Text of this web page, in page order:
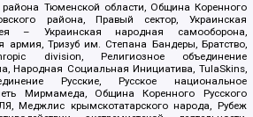
Тюменской области, Община Коренного
района, Правый сектор, Украинская
– Украинская народная самооборона,
армия, Тризуб им. Степана Бандеры, Братство,
division, Религиозное объединение
Народная Социальная Инициатива, TulaSkins,
Русские, Русское национальное
Мирмамеда, Община Коренного Русского
Меджлис крымскотатарского народа, Рубеж